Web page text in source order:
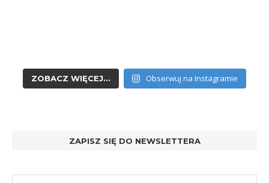
ZOBACZ WIĘCEJ... Obserwuj na Instagramie
ZAPISZ SIĘ DO NEWSLETTERA